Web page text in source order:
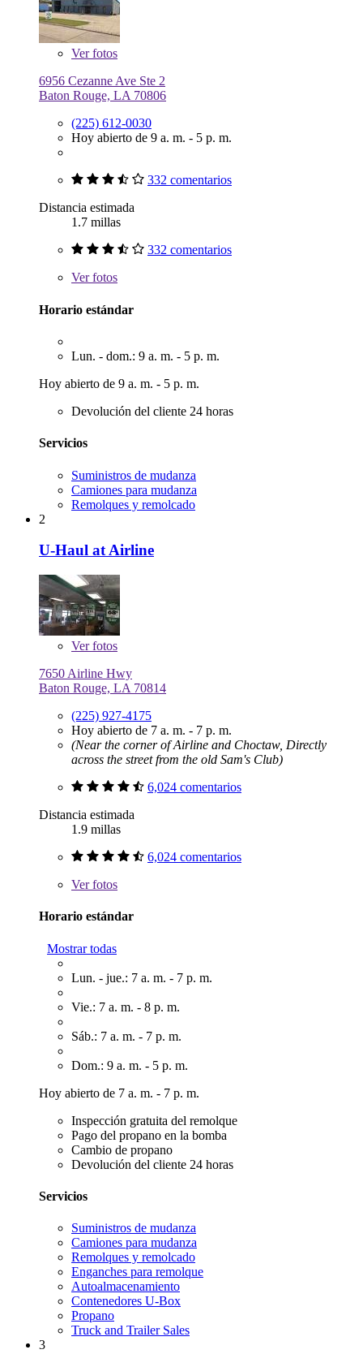
Verfotos
6956 Cezanne Ave Ste 2
Baton Rouge, LA 70806
(225) 612-0030
Hoy abierto de 9 a. m. - 5 p. m.
332 comentarios
Distancia estimada
1.7 millas
332 comentarios
Verfotos
Horario estándar
Lun. - dom.: 9 a. m. - 5 p. m.
Hoy abierto de 9 a. m. - 5 p. m.
Devolución del cliente 24 horas
Servicios
Suministros de mudanza
Camiones para mudanza
Remolques y remolcado
2
U-Haul at Airline
Verfotos
7650 Airline Hwy
Baton Rouge, LA 70814
(225) 927-4175
Hoy abierto de 7 a. m. - 7 p. m.
(Near the corner of Airline and Choctaw, Directly
across the street from the old Sam's Club)
6,024 comentarios
Distancia estimada
1.9 millas
6,024 comentarios
Verfotos
Horario estándar
Mostrar todas
Lun. - jue.: 7 a. m. - 7 p. m.
Vie.: 7 a. m. - 8 p. m.
Sáb.: 7 a. m. - 7 p. m.
Dom.: 9 a. m. - 5 p. m.
Hoy abierto de 7 a. m. - 7 p. m.
Inspección gratuita del remolque
Pago del propano en la bomba
Cambio de propano
Devolución del cliente 24 horas
Servicios
Suministros de mudanza
Camiones para mudanza
Remolques y remolcado
Enganches para remolque
Autoalmacenamiento
Contenedores U-Box
Propano
Truck and Trailer Sales
3